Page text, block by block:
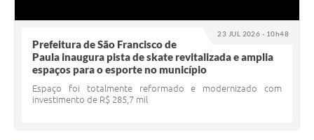
23 JUL 2026 - 10h48
Prefeitura de São Francisco de
Paula inaugura pista de skate revitalizada e amplia
espaços para o esporte no município
Espaço foi totalmente reformado e modernizado com
investimento de R$ 285,7 mil